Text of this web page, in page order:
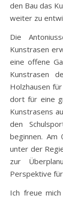
den Bau das
weiter zu
Die
Kunstrasen
eine offene
Kunstrasen
Holzhausen
dort für eine
Kunstrasens
den
beginnen. Am
unter der
zur
Perspektive
Ich freue